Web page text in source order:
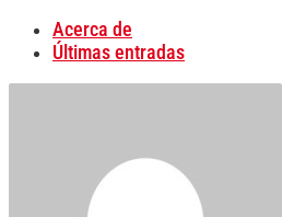
Acerca de
Últimas entradas